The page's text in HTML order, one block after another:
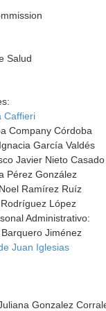
Salud
Caffieri
Company Córdoba
García Valdés
Javier Nieto Casado
Pérez González
Ramírez Ruíz
López
Administrativo:
Jiménez
Juan Iglesias
Gonzalez